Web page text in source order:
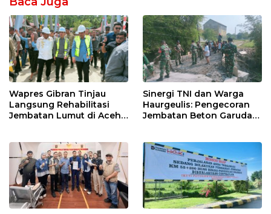
Wapres Gibran Tinjau
Langsung Rehabilitasi
Jembatan Lumut di Aceh
Sinergi TNI dan Warga
Haurgeulis: Pengecoran
Jembatan Beton Garuda